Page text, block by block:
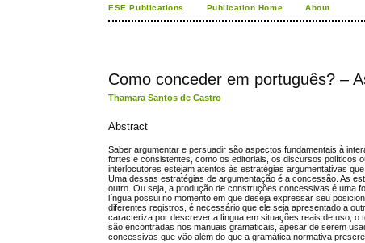
ESE Publications Publication Home About
Como conceder em português? –
Thamara Santos de Castro
Abstract
Saber argumentar e persuadir são aspectos fundamentais à
fortes e consistentes, como os editoriais, os discursos políticos
interlocutores estejam atentos às estratégias argumentativas
Uma dessas estratégias de argumentação é a concessão. As
outro. Ou seja, a produção de construções concessivas é uma
língua possui no momento em que deseja expressar seu
diferentes registros, é necessário que ele seja apresentado a
caracteriza por descrever a língua em situações reais de uso,
são encontradas nos manuais gramaticais, apesar de serem
concessivas que vão além do que a gramática normativa